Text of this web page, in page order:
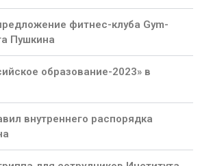
фитнес-клуба Gym-
Пушкина
образование-2023» в
внутреннего распорядка